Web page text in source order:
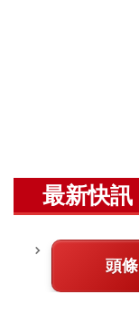
最新快訊
頭條